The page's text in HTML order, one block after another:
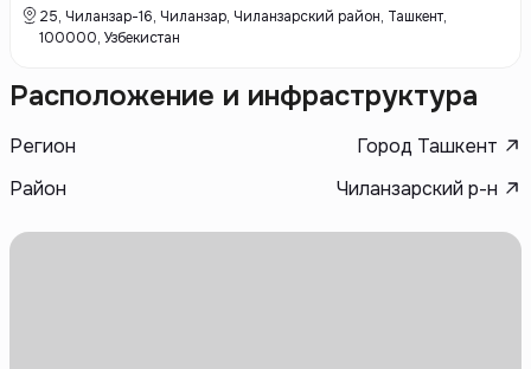
компания зарекомендовала себя как один из лидеров на рынке
недвижимости, предлагая своим клиентам стильные,
25, Чиланзар-16, Чиланзар, Чиланзарский район, Ташкент,
100000, Узбекистан
Расположение и инфраструктура
Регион
Город Ташкент
Район
Чиланзарский р-н